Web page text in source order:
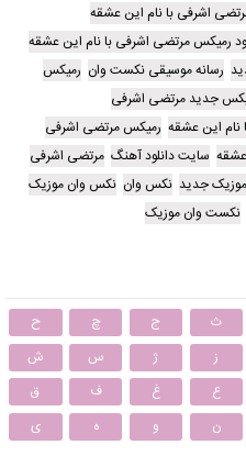
اشرفی با نام این عشقه
رمیکس مرتضی اشرفی با نام این عشقه
رسانه موسیقی نکست وان رمیکس
جدید مرتضی اشرفی
این عشقه رمیکس مرتضی اشرفی
سایت دانلود آهنگ مرتضی اشرفی
موزیک جدید نکس وان نکس وان موزیک
نکست وان موزیک
ث ج چ
ح
ز ژ س
ش
ع غ ف
ق
ن و ه ی